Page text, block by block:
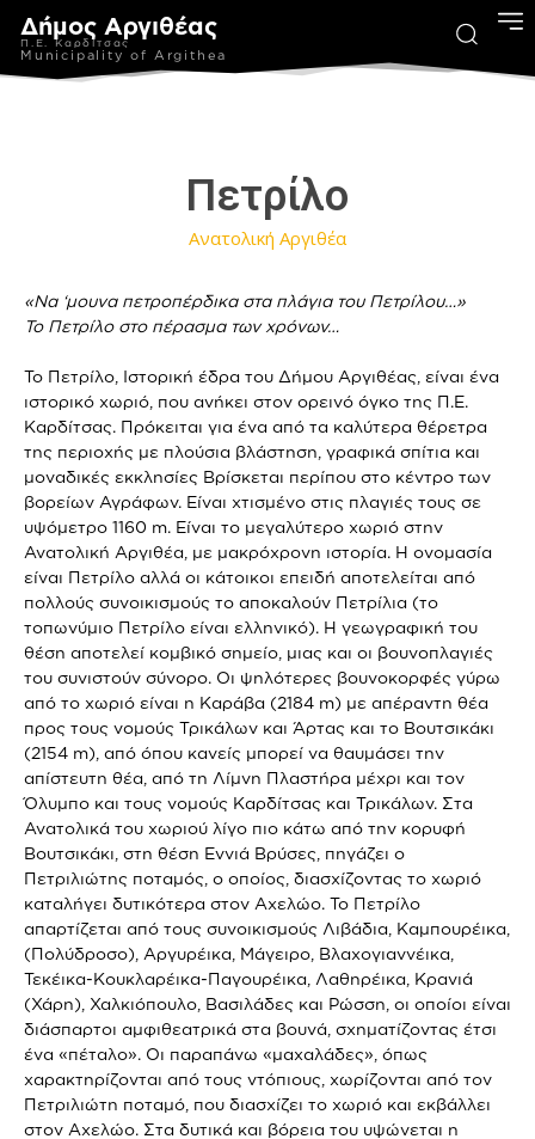
Δήμος Αργιθέας
Π.Ε. Καρδίτσας
Municipality of Argithea
Πετρίλο
Ανατολική Αργιθέα
«Να ‘μουνα πετροπέρδικα στα πλάγια του Πετρίλου…»
Το Πετρίλο στο πέρασμα των χρόνων…
Το Πετρίλο, Ιστορική έδρα του Δήμου Αργιθέας, είναι ένα
ιστορικό χωριό, που ανήκει στον ορεινό όγκο της Π.Ε.
Καρδίτσας. Πρόκειται για ένα από τα καλύτερα θέρετρα
της περιοχής με πλούσια βλάστηση, γραφικά σπίτια και
μοναδικές εκκλησίες Βρίσκεται περίπου στο κέντρο των
βορείων Αγράφων. Είναι χτισμένο στις πλαγιές τους σε
υψόμετρο 1160 m. Είναι το μεγαλύτερο χωριό στην
Ανατολική Αργιθέα, με μακρόχρονη ιστορία. Η ονομασία
είναι Πετρίλο αλλά οι κάτοικοι επειδή αποτελείται από
πολλούς συνοικισμούς το αποκαλούν Πετρίλια (το
τοπωνύμιο Πετρίλο είναι ελληνικό). Η γεωγραφική του
θέση αποτελεί κομβικό σημείο, μιας και οι βουνοπλαγιές
του συνιστούν σύνορο. Οι ψηλότερες βουνοκορφές γύρω
από το χωριό είναι η Καράβα (2184 m) με απέραντη θέα
προς τους νομούς Τρικάλων και Άρτας και το Βουτσικάκι
(2154 m), από όπου κανείς μπορεί να θαυμάσει την
απίστευτη θέα, από τη Λίμνη Πλαστήρα μέχρι και τον
Όλυμπο και τους νομούς Καρδίτσας και Τρικάλων. Στα
Ανατολικά του χωριού λίγο πιο κάτω από την κορυφή
Βουτσικάκι, στη θέση Εννιά Βρύσες, πηγάζει ο
Πετριλιώτης ποταμός, ο οποίος, διασχίζοντας το χωριό
καταλήγει δυτικότερα στον Αχελώο. Το Πετρίλο
απαρτίζεται από τους συνοικισμούς Λιβάδια, Καμπουρέικα,
(Πολύδροσο), Αργυρέικα, Μάγειρο, Βλαχογιαννέικα,
Τεκέικα-Κουκλαρέικα-Παγουρέικα, Λαθηρέικα, Κρανιά
(Χάρη), Χαλκιόπουλο, Βασιλάδες και Ρώσση, οι οποίοι είναι
διάσπαρτοι αμφιθεατρικά στα βουνά, σχηματίζοντας έτσι
ένα «πέταλο». Οι παραπάνω «μαχαλάδες», όπως
χαρακτηρίζονται από τους ντόπιους, χωρίζονται από τον
Πετριλιώτη ποταμό, που διασχίζει το χωριό και εκβάλλει
στον Αχελώο. Στα δυτικά και βόρεια του υψώνεται η